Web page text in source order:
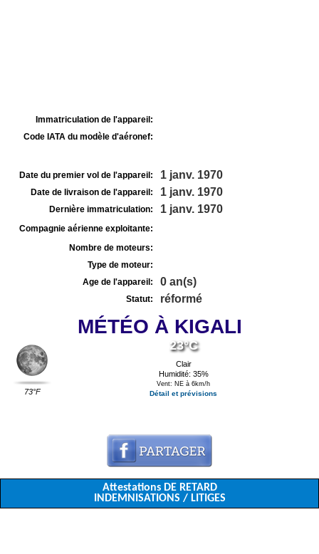
Immatriculation de l'appareil:
Code IATA du modèle d'aéronef:
Date du premier vol de l'appareil: 1 janv. 1970
Date de livraison de l'appareil: 1 janv. 1970
Dernière immatriculation: 1 janv. 1970
Compagnie aérienne exploitante:
Nombre de moteurs:
Type de moteur:
Age de l'appareil:
0 an(s)
Statut: réformé
MÉTÉO À KIGALI
73°F
23°C
Clair
Humidité: 35%
Vent: NE à 6km/h
Détail et prévisions
Attestations DE RETARD
INDEMNISATIONS / LITIGES